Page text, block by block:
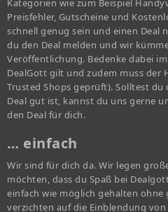
Kategorien wie zum Beispiel
Preisfehler, Gutscheine und
schnell genug sein und einen Deal
du den Deal melden und wir
Veröffentlichung. Bedenke dabei
DealGott gilt und zudem muss der
Trusted Shops geprüft). Solltest
Deal gut ist, kannst du uns gerne
den Deal für dich.
… einfach
Wir sind für dich da. Wir legen
möchten, dass du Spaß bei
einfach wie möglich gehalten ohne
verzichten auf die Einblendung